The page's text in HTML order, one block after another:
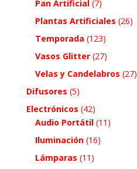
Pan Artificial (7)
Plantas Artificiales (26)
Temporada (123)
Vasos Glitter (27)
Velas y Candelabros (27)
Difusores (5)
Electrónicos (42)
Audio Portátil (11)
Iluminación (16)
Lámparas (11)